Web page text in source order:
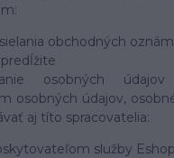
obchodných
osobných
osobných údajov,
aj títo spracovatelia:
služby